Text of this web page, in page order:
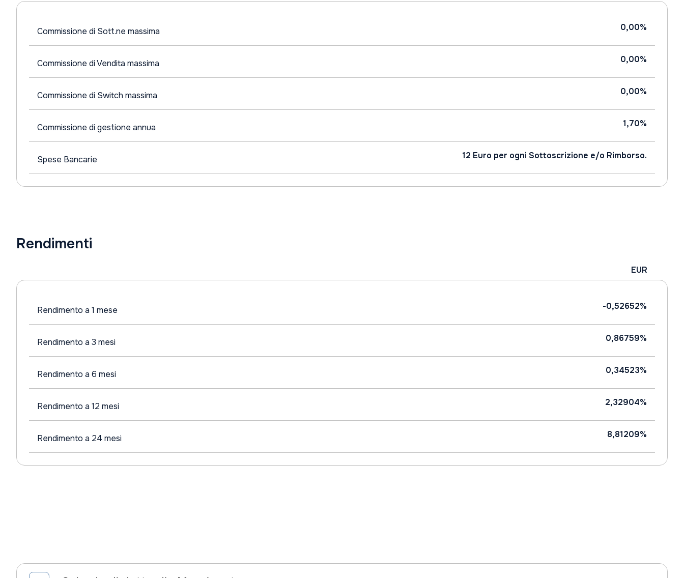
Commissione di Sott.ne massima 0,00%
Commissione di Vendita massima 0,00%
Commissione di Switch massima 0,00%
Commissione di gestione annua 1,70%
Spese Bancarie 12 Euro per ogni Sottoscrizione e/o Rimborso.
Rendimenti
EUR
Rendimento a 1 mese -0,52652%
Rendimento a 3 mesi 0,86759%
Rendimento a 6 mesi 0,34523%
Rendimento a 12 mesi 2,32904%
Rendimento a 24 mesi 8,81209%